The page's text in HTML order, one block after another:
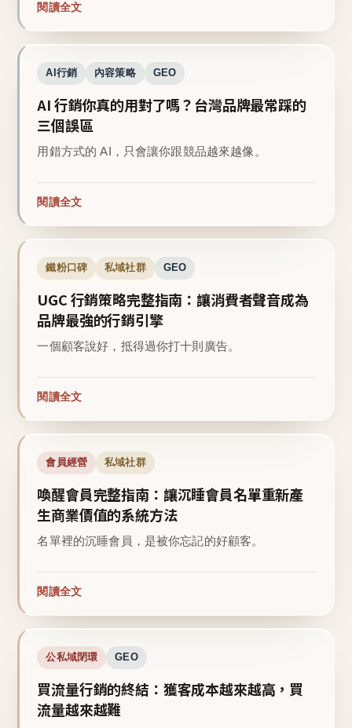
閱讀全文
AI行銷 內容策略 GEO
AI 行銷你真的用對了嗎？台灣品牌最常踩的
三個誤區
用錯方式的 AI，只會讓你跟競品越來越像。
閱讀全文
鐵粉口碑 私域社群 GEO
UGC 行銷策略完整指南：讓消費者聲音成為
品牌最強的行銷引擎
一個顧客說好，抵得過你打十則廣告。
閱讀全文
會員經營 私域社群
喚醒會員完整指南：讓沉睡會員名單重新產
生商業價值的系統方法
名單裡的沉睡會員，是被你忘記的好顧客。
閱讀全文
公私域閉環 GEO
買流量行銷的終結：獲客成本越來越高，買
流量越來越難